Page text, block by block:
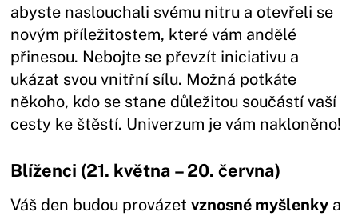
abyste naslouchali svému nitru a otevřeli se
novým příležitostem, které vám andělé
přinesou. Nebojte se převzít iniciativu a
ukázat svou vnitřní sílu. Možná potkáte
někoho, kdo se stane důležitou součástí vaší
cesty ke štěstí. Univerzum je vám nakloněno!
Blíženci (21. května – 20. června)
Váš den budou provázetvznosné myšlenky a